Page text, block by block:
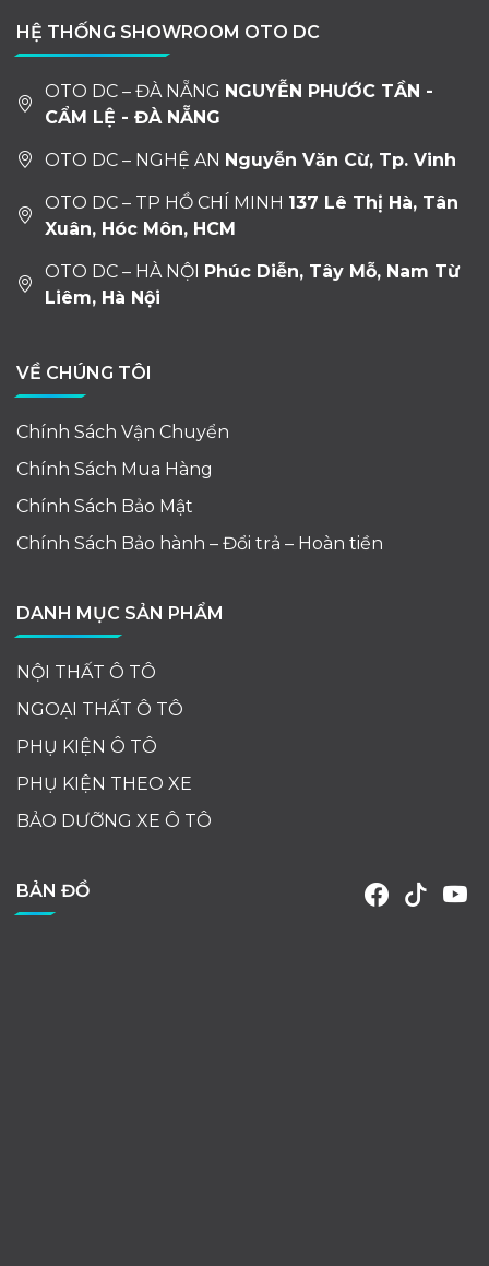
HỆ THỐNG SHOWROOM OTO DC
OTO DC – ĐÀ NẴNG NGUYỄN PHƯỚC TẦN -
CẨM LỆ - ĐÀ NẴNG
OTO DC – NGHỆ AN Nguyễn Văn Cừ, Tp. Vinh
OTO DC – TP HỒ CHÍ MINH 137 Lê Thị Hà, Tân
Xuân, Hóc Môn, HCM
OTO DC – HÀ NỘI Phúc Diễn, Tây Mỗ, Nam Từ
Liêm, Hà Nội
VỀ CHÚNG TÔI
Chính Sách Vận Chuyển
Chính Sách Mua Hàng
Chính Sách Bảo Mật
Chính Sách Bảo hành – Đổi trả – Hoàn tiền
DANH MỤC SẢN PHẨM
NỘI THẤT Ô TÔ
NGOẠI THẤT Ô TÔ
PHỤ KIỆN Ô TÔ
PHỤ KIỆN THEO XE
BẢO DƯỠNG XE Ô TÔ
BẢN ĐỒ